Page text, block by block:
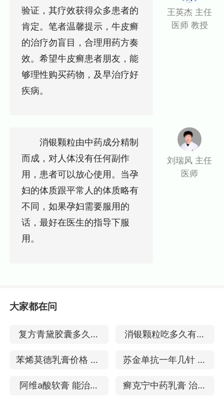
验证，其疗效获得众多患者的
肯定。笔者温馨提示，牛皮癣
的治疗勿盲目，合理用药方奏
效。希望牛皮癣患者朋友，能
够理性购买药物，及早治疗好
疾病。
王英杰 主任
医师 教授
消银颗粒由中药成分精制
而成，对人体没有任何副作
用，患者可以放心使用。当孕
妇的体质跟平常人的体质略有
不同，如果孕妇需要服用的
话，最好在医生的指导下服
用。
刘瑞风 主任
医师
大家都在问
复方青黛胶囊多久见
效 治疗银屑病好吗
消银颗粒吃多久有效
对牛皮癣有副作用吗
苯烯莫德乳膏价格 40
0 可以治疗头部银屑
苏金单抗一年几针 治
疗银屑病的效果
阿维a酸软膏 能治疗
癣克宁中药乳膏 治疗